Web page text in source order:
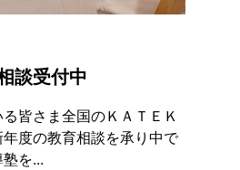
談受付中
皆さま全国のＫＡＴＥＫ
度の教育相談を承り中で
を...